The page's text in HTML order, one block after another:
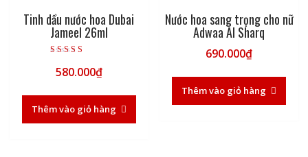
Tinh dầu nước hoa Dubai
Jameel 26ml
5.00
5 sao
580.000₫
Thêm vào giỏ hàng
Nước hoa sang trọng cho nữ
Adwaa Al Sharq
690.000₫
Thêm vào giỏ hàng